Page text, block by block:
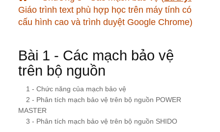
Giáo trình text phù hợp học trên máy tính có
cấu hình cao và trình duyệt Google Chrome)
Bài 1 - Các mạch bảo vệ
trên bộ nguồn
1 - Chức năng của mạch bảo vệ
2 - Phân tích mạch bảo vệ trên bộ nguồn POWER
MASTER
3 - Phân tích mạch bảo vệ trên bộ nguồn SHIDO